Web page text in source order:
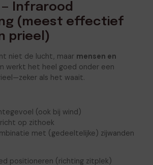
— Infrarood
(meest effectief
prieel)
niet de lucht, maar mensen en
werkt het heel goed onder een
als het waait.
(ook bij wind)
op zithoek
met (gedeeltelijke) zijwanden
positioneren (richting zitplek)